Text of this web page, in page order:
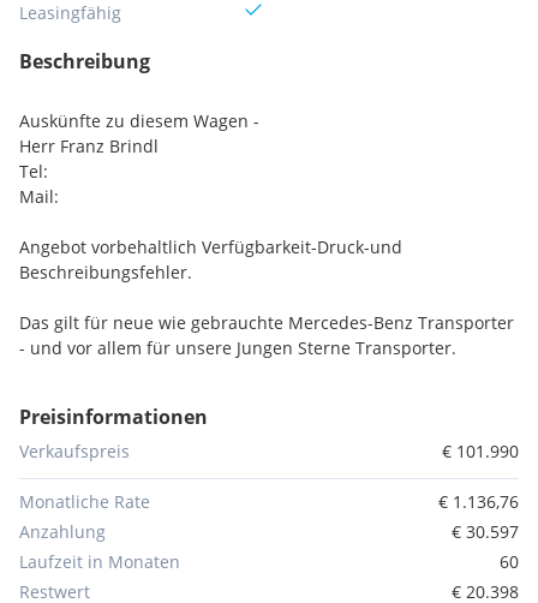
Leasingfähig
Beschreibung
Auskünfte zu diesem Wagen -
Herr Franz Brindl
Tel:
Mail:
Angebot vorbehaltlich Verfügbarkeit-Druck-und
Beschreibungsfehler.
Das gilt für neue wie gebrauchte Mercedes-Benz Transporter
- und vor allem für unsere Jungen Sterne Transporter.
nicht mehr als 160.000 km Laufleistung, kombiniert mit dem
guten Gefühl, einen Mercedes zu fahren.
Ihre Vorteile im Überblick:
- Mindestens 24 Monate Fahrzeuggarantie
- 12 Monate Mobilitätsgarantie
- Finanzierung & Versicherung
Preisinformationen
Verkaufspreis € 101.990
Monatliche Rate
€ 1.136,76
Anzahlung
€ 30.597
Laufzeit in Monaten
60
Restwert
€ 20.398